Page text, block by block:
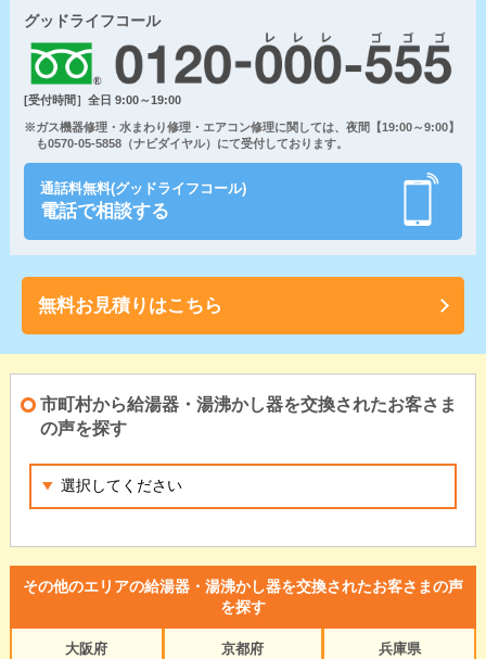
グッドライフコール
[受付時間］全日 9:00～19:00
※ガス機器修理・水まわり修理・エアコン修理に関しては、夜間【19:00～9:00】
も0570-05-5858（ナビダイヤル）にて受付しております。
通話料無料(グッドライフコール)
電話で相談する
無料お見積りはこちら
市町村から給湯器・湯沸かし器を交換されたお客さま
の声を探す
その他のエリアの給湯器・湯沸かし器を交換されたお客さまの声
を探す
大阪府
京都府
兵庫県